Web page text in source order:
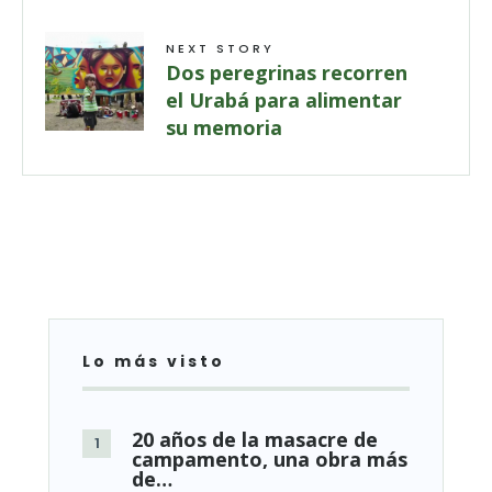
NEXT STORY
Dos peregrinas recorren
el Urabá para alimentar
su memoria
Lo más visto
20 años de la masacre de
campamento, una obra más
de…